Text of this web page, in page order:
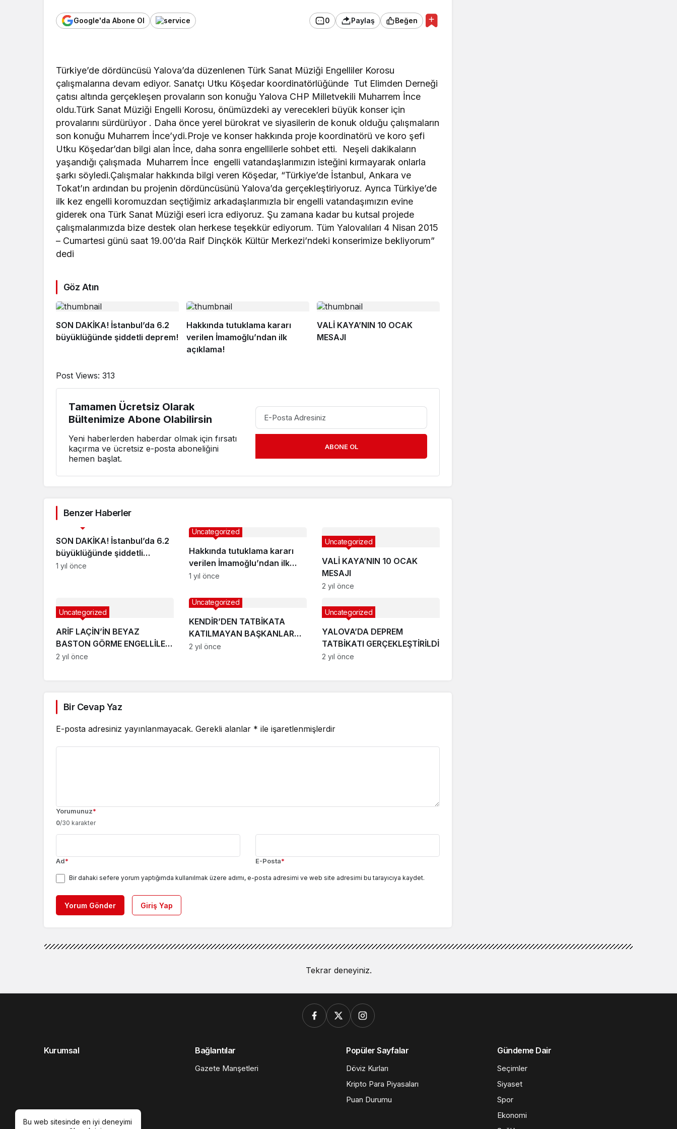
Google'da Abone Ol 0 Paylaş Beğen
Türkiye’de dördüncüsü Yalova’da düzenlenen Türk Sanat Müziği Engelliler Korosu
çalışmalarına devam ediyor. Sanatçı Utku Köşedar koordinatörlüğünde Tut Elimden Derneği
çatısı altında gerçekleşen provaların son konuğu Yalova CHP Milletvekili Muharrem İnce
oldu.Türk Sanat Müziği Engelli Korosu, önümüzdeki ay verecekleri büyük konser için
provalarını sürdürüyor . Daha önce yerel bürokrat ve siyasilerin de konuk olduğu çalışmaların
son konuğu Muharrem İnce’ydi.Proje ve konser hakkında proje koordinatörü ve koro şefi
Utku Köşedar’dan bilgi alan İnce, daha sonra engellilerle sohbet etti. Neşeli dakikaların
yaşandığı çalışmada Muharrem İnce engelli vatandaşlarımızın isteğini kırmayarak onlarla
şarkı söyledi.Çalışmalar hakkında bilgi veren Köşedar, “Türkiye’de İstanbul, Ankara ve
Tokat’ın ardından bu projenin dördüncüsünü Yalova’da gerçekleştiriyoruz. Ayrıca Türkiye’de
ilk kez engelli koromuzdan seçtiğimiz arkadaşlarımızla bir engelli vatandaşımızın evine
giderek ona Türk Sanat Müziği eseri icra ediyoruz. Şu zamana kadar bu kutsal projede
çalışmalarımızda bize destek olan herkese teşekkür ediyorum. Tüm Yalovalıları 4 Nisan 2015
– Cumartesi günü saat 19.00’da Raif Dinçkök Kültür Merkezi’ndeki konserimize bekliyorum”
dedi
Göz Atın
SON DAKİKA! İstanbul’da 6.2
büyüklüğünde şiddetli deprem!
Hakkında tutuklama kararı
verilen İmamoğlu’ndan ilk
açıklama!
VALİ KAYA’NIN 10 OCAK
MESAJI
Post Views: 313
Tamamen Ücretsiz Olarak
Bültenimize Abone Olabilirsin
Yeni haberlerden haberdar olmak için fırsatı
kaçırma ve ücretsiz e-posta aboneliğini
hemen başlat.
ABONE OL
Benzer Haberler
SON DAKİKA! İstanbul’da 6.2
büyüklüğünde şiddetli
deprem!
1 yıl önce
Hakkında tutuklama kararı
verilen İmamoğlu’ndan ilk
açıklama!
Uncategorized
1 yıl önce
VALİ KAYA’NIN 10 OCAK
MESAJI
Uncategorized
2 yıl önce
ARİF LAÇİN’İN BEYAZ
BASTON GÖRME ENGELLİLER
HAFTASI MESAJI
Uncategorized
2 yıl önce
KENDİR’DEN TATBİKATA
KATILMAYAN BAŞKANLARA
TEPKİ
Uncategorized
2 yıl önce
YALOVA’DA DEPREM
TATBİKATI GERÇEKLEŞTİRİLDİ
Uncategorized
2 yıl önce
Bir Cevap Yaz
E-posta adresiniz yayınlanmayacak. Gerekli alanlar * ile işaretlenmişlerdir
Yorumunuz*
0/30 karakter
Ad* E-Posta*
Bir dahaki sefere yorum yaptığımda kullanılmak üzere adımı, e-posta adresimi ve web site adresimi bu tarayıcıya kaydet.
Yorum Gönder Giriş Yap
Tekrar deneyiniz.
Bu web sitesinde en iyi deneyimi
Kurumsal Bağlantılar
Gazete Manşetleri
Popüler Sayfalar
Döviz Kurları
Kripto Para Piyasaları
Puan Durumu
Gündeme Dair
Seçimler
Siyaset
Spor
Ekonomi